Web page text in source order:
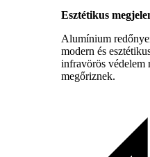
Esztétikus
Alumínium
modern és
infravörös védelem
megőriznek.